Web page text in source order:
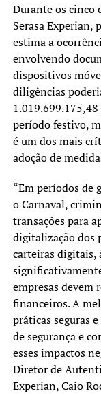
Durante os cinco
Serasa Experian,
estima a
envolvendo
dispositivos
diligências
período festivo,
é um dos mais
adoção de
“Em períodos de
o Carnaval,
transações para
digitalização dos
carteiras digitais,
empresas devem
financeiros. A
práticas seguras
de segurança e
esses impactos
Diretor de
Experian, Caio